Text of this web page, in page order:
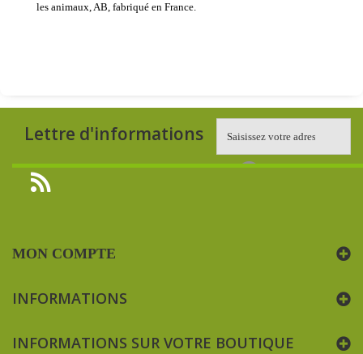
les animaux, AB, fabriqué en France.
Lettre d'informations
MON COMPTE
INFORMATIONS
INFORMATIONS SUR VOTRE BOUTIQUE